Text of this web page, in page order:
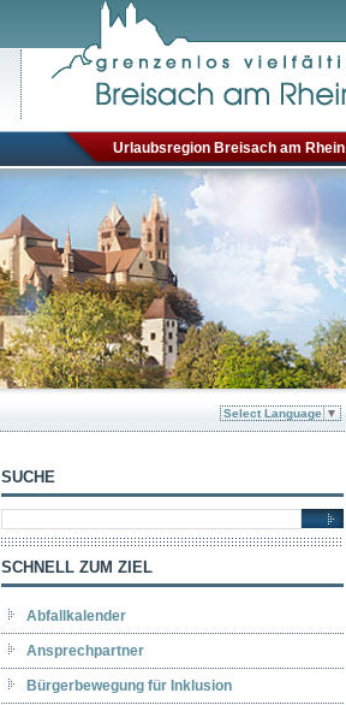
Urlaubsregion Breisach am Rhein
Select Language ▼
SUCHE
SCHNELL ZUM ZIEL
Abfallkalender
Ansprechpartner
Bürgerbewegung für Inklusion